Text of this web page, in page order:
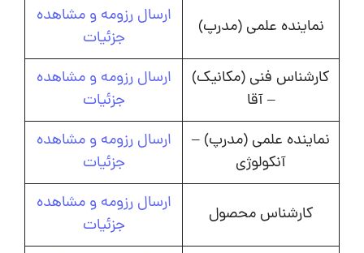
نماینده علمی (مدرپ)
ارسال رزومه و مشاهده
جزئیات
کارشناس فنی (مکانیک)
– آقا
ارسال رزومه و مشاهده
جزئیات
نماینده علمی (مدرپ) –
آنکولوژی
ارسال رزومه و مشاهده
جزئیات
کارشناس محصول
ارسال رزومه و مشاهده
جزئیات